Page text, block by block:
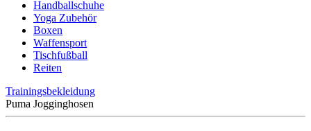
Handballschuhe
Yoga Zubehör
Boxen
Waffensport
Tischfußball
Reiten
Trainingsbekleidung
Puma Jogginghosen